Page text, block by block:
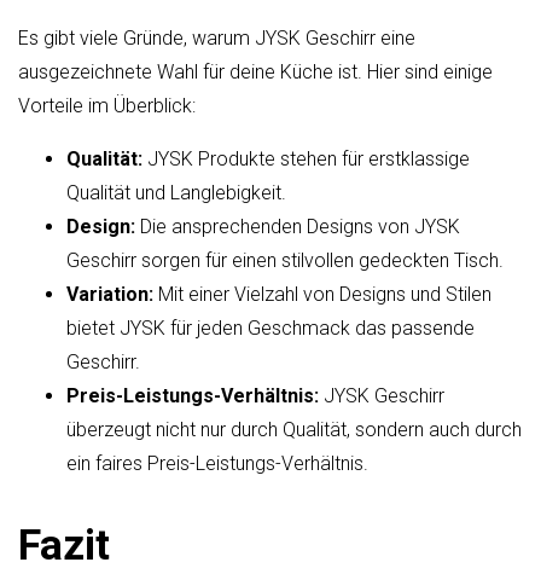
Es gibt viele Gründe, warum JYSK Geschirr eine
ausgezeichnete Wahl für deine Küche ist. Hier sind einige
Vorteile im Überblick:
Qualität: JYSK Produkte stehen für erstklassige
Qualität und Langlebigkeit.
Design: Die ansprechenden Designs von JYSK
Geschirr sorgen für einen stilvollen gedeckten Tisch.
Variation: Mit einer Vielzahl von Designs und Stilen
bietet JYSK für jeden Geschmack das passende
Geschirr.
Preis-Leistungs-Verhältnis: JYSK Geschirr
überzeugt nicht nur durch Qualität, sondern auch durch
ein faires Preis-Leistungs-Verhältnis.
Fazit